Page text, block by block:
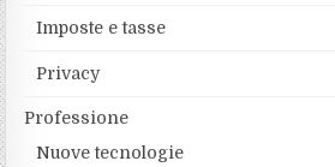
Imposte e tasse
Privacy
Professione
Nuove tecnologie